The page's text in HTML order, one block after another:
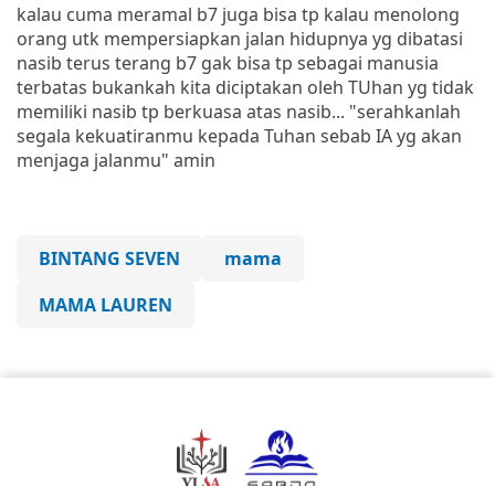
kalau cuma meramal b7 juga bisa tp kalau menolong
orang utk mempersiapkan jalan hidupnya yg dibatasi
nasib terus terang b7 gak bisa tp sebagai manusia
terbatas bukankah kita diciptakan oleh TUhan yg tidak
memiliki nasib tp berkuasa atas nasib... "serahkanlah
segala kekuatiranmu kepada Tuhan sebab IA yg akan
menjaga jalanmu" amin
BINTANG SEVEN
mama
MAMA LAUREN